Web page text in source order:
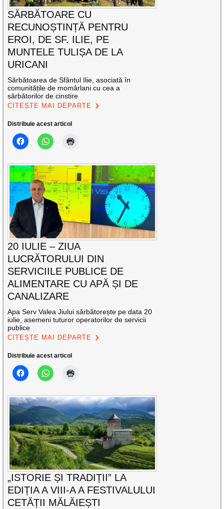
SĂRBĂTOARE CU
RECUNOȘTINȚĂ PENTRU
EROI, DE SF. ILIE, PE
MUNTELE TULIȘA DE LA
URICANI
Sărbătoarea de Sfântul Ilie, asociată în
comunitățile de momârlani cu cea a
sărbătorilor de cinstire
CITEȘTE MAI DEPARTE
Distribuie acest articol
20 IULIE – ZIUA
LUCRĂTORULUI DIN
SERVICIILE PUBLICE DE
ALIMENTARE CU APĂ ȘI DE
CANALIZARE
Apa Serv Valea Jiului sărbătorește pe data 20
iulie, asemeni tuturor operatorilor de servicii
publice
CITEȘTE MAI DEPARTE
Distribuie acest articol
„ISTORIE ȘI TRADIȚII” LA
EDIȚIA A VIII-A A FESTIVALULUI
CETĂȚII MĂLĂIEȘTI